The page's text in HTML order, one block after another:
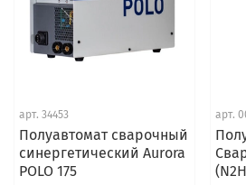
арт. 34453
Полуавтомат сварочный
синергетический Aurora
POLO 175
арт.